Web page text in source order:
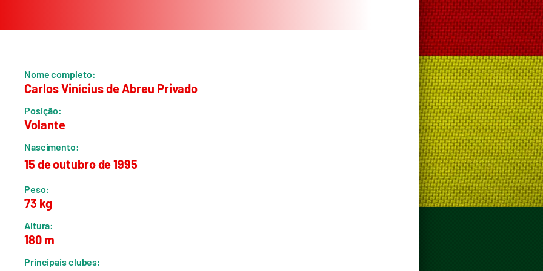
Nome completo:
Carlos Vinícius de Abreu Privado
Posição:
Volante
Nascimento:
15 de outubro de 1995
Peso:
73 kg
Altura:
180 m
Principais clubes: